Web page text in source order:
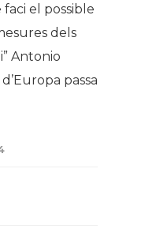
el possible
dels
Antonio
passa